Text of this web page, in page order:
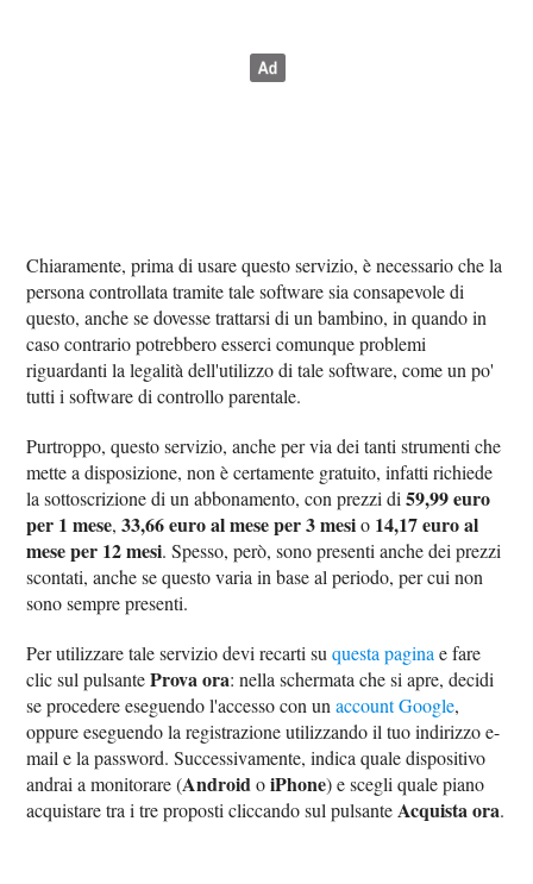
Chiaramente, prima di usare questo servizio, è necessario che la
persona controllata tramite tale software sia consapevole di
questo, anche se dovesse trattarsi di un bambino, in quando in
caso contrario potrebbero esserci comunque problemi
riguardanti la legalità dell'utilizzo di tale software, come un po'
tutti i software di controllo parentale.
Purtroppo, questo servizio, anche per via dei tanti strumenti che
mette a disposizione, non è certamente gratuito, infatti richiede
la sottoscrizione di un abbonamento, con prezzi di59,99 euro
per 1 mese,33,66 euro al mese per 3 mesio 14,17 euro al
mese per 12 mesi. Spesso, però, sono presenti anche dei prezzi
scontati, anche se questo varia in base al periodo, per cui non
sono sempre presenti.
Per utilizzare tale servizio devi recarti suquesta paginae fare
clic sul pulsanteProva ora: nella schermata che si apre, decidi
se procedere eseguendo l'accesso con unaccount Google,
oppure eseguendo la registrazione utilizzando il tuo indirizzo e-
mail e la password. Successivamente, indica quale dispositivo
andrai a monitorare (AndroidoiPhone) e scegli quale piano
acquistare tra i tre proposti cliccando sul pulsanteAcquista ora.